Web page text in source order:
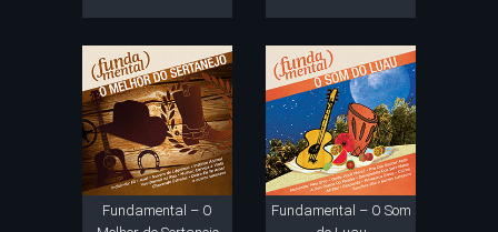
Fundamental – O
Fundamental – O Som